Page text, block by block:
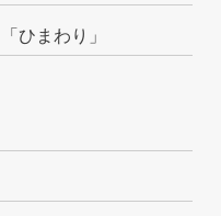
ひまわり」